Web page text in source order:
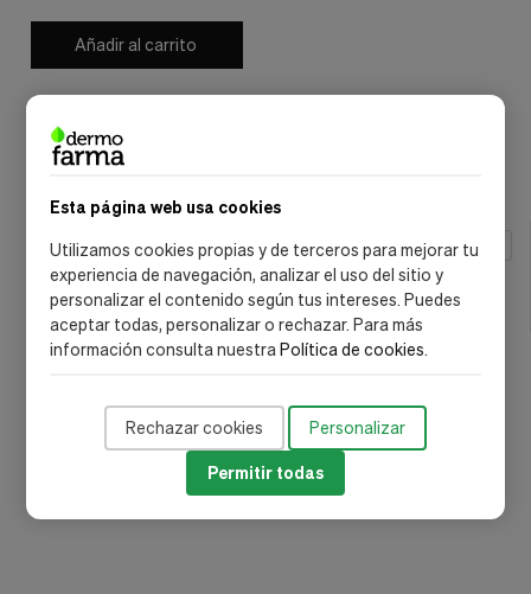
Esta página web usa cookies
Utilizamos cookies propias y de terceros para mejorar tu
experiencia de navegación, analizar el uso del sitio y
personalizar el contenido según tus intereses. Puedes
aceptar todas, personalizar o rechazar. Para más
información consulta nuestraPolítica de cookies.
Rechazar cookies Personalizar
Permitir todas
Añadir al carrito
MARCA
Bioderma(7)